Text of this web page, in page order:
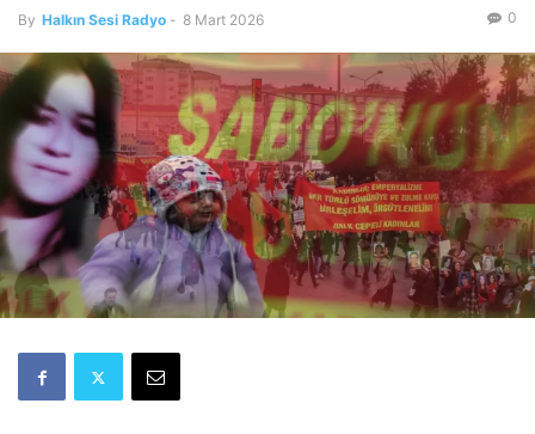
By Halkın Sesi Radyo - 8 Mart 2026 0